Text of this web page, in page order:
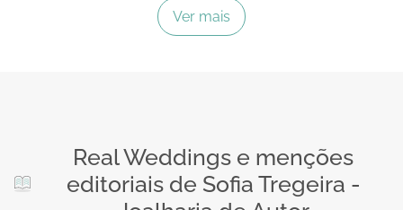
Ver mais
Real Weddings e menções
editoriais de Sofia Tregeira -